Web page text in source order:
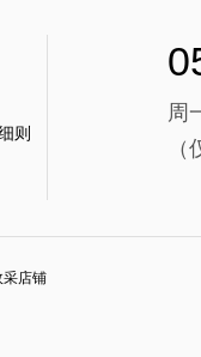
则
周
采店铺